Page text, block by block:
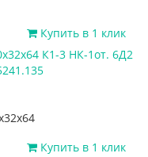
Купить в 1 клик
К1-3 НК-1от. 6Д2
Купить в 1 клик